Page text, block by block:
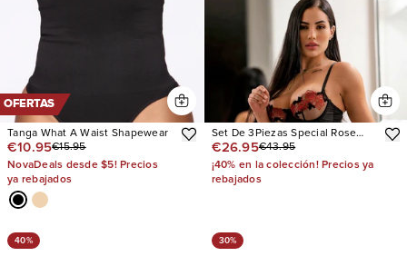
OFERTAS
Tanga What A Waist Shapewear
€10.95€15.95
NovaDeals desde $5! Precios
ya rebajados
Set De 3Piezas Special Rose
Sheer Embroidered
€26.95€43.95
¡40% en la colección! Precios ya
rebajados
40% 30%